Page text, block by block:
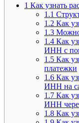
1 Как узнать
1.1
1.2 Как
1.3 Можно
1.4 Как
ИНН с
1.5 Как
платежки
1.6 Как
ИНН на
1.7 Как
ИНН
1.8 Как